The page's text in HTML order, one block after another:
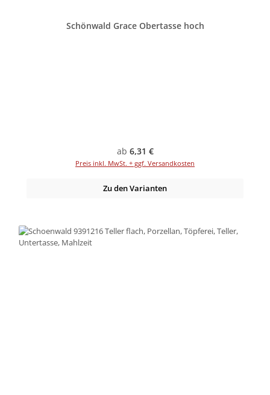
Schönwald Grace Obertasse hoch
Regulärer Preis:
ab 6,31 €
Preis inkl. MwSt. + ggf. Versandkosten
Zu den Varianten